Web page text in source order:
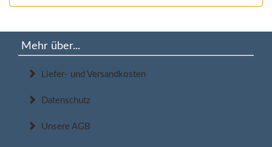
Mehr über...
Liefer- und Versandkosten
Datenschutz
Unsere AGB